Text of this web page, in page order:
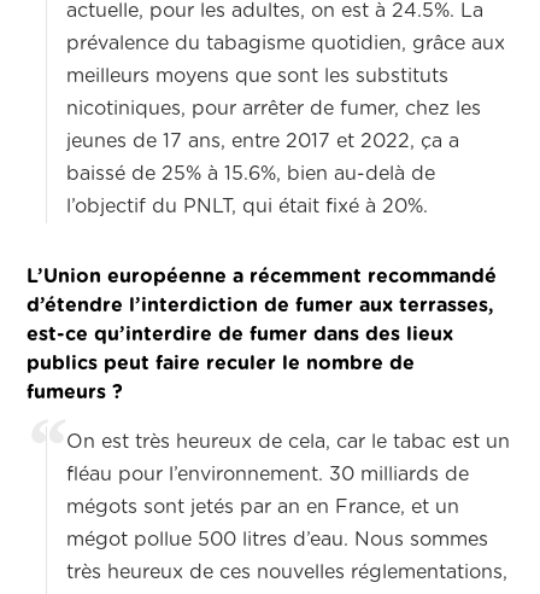
actuelle, pour les adultes, on est à 24.5%. La
prévalence du tabagisme quotidien, grâce aux
meilleurs moyens que sont les substituts
nicotiniques, pour arrêter de fumer, chez les
jeunes de 17 ans, entre 2017 et 2022, ça a
baissé de 25% à 15.6%, bien au-delà de
l’objectif du PNLT, qui était fixé à 20%.
L’Union européenne a récemment recommandé
d’étendre l’interdiction de fumer aux terrasses,
est-ce qu’interdire de fumer dans des lieux
publics peut faire reculer le nombre de
fumeurs ?
On est très heureux de cela, car le tabac est un
fléau pour l’environnement. 30 milliards de
mégots sont jetés par an en France, et un
mégot pollue 500 litres d’eau. Nous sommes
très heureux de ces nouvelles réglementations,